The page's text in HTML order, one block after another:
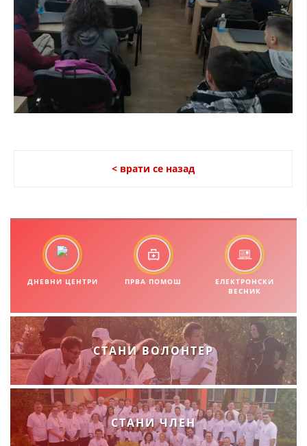
СОЦИЈАЛНО ХУМАНИТАРНА ДЕЈНОСТ
КАКО ДА ДОНИРАТЕ
ПОДГОТВЕНОСТ И ДЕЈСТВО ПРИ КАТАСТРОФИ
МЕЃУНАРОДНА СОРАБОТКА
ДОГОВОРИ
ЗНАЧЕЊЕ НА СЛУЖБАТА ЗА БАРАЊЕ
ЗДРАВСТВЕНО ПРЕВЕНТИВНА ДЕЈНОСТ
ПРВА ПОМОШ
КРВОДАРИТЕЛСТВО
ИНФОРМАЦИИ ЗА БОЛЕСТИ
МЕНАЏМЕНТ НА ВОЛОНТЕРИ
< врати се назад
ДНЕВНИ ЦЕНТРИ ПРВА ПОМОШ
ЕЛЕКТРОНСКИ
ВЕСНИК
СТАНИ ВОЛОНТЕР
СТАНИ ЧЛЕН